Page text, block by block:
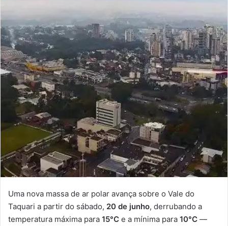
Uma nova massa de ar polar avança sobre o Vale do
Taquari a partir do sábado, 20 de junho, derrubando a
temperatura máxima para 15°C e a mínima para 10°C —